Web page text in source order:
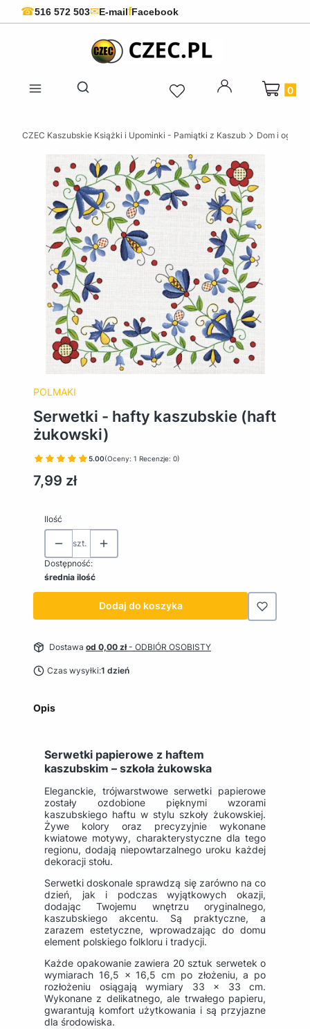
☎516 572 503✉E-mailfFacebook
Otwórz wyszukiwarkę
Produkty
CZEC Kaszubskie Książki i Upominki - Pamiątki z Kaszub Dom i ogród
POLMAKI
Serwetki - hafty kaszubskie (haft
żukowski)
5.00(Oceny: 1 Recenzje: 0)
Cena
7,99 zł
Ilość
szt.
Dostępność:
średnia ilość
Dodaj do koszyka
Dostawa od 0,00 zł- ODBIÓR OSOBISTY
Czas wysyłki:1 dzień
Opis
Serwetki papierowe z haftem
kaszubskim – szkoła żukowska
Eleganckie, trójwarstwowe serwetki papierowe
zostały ozdobione pięknymi wzorami
kaszubskiego haftu w stylu szkoły żukowskiej.
Żywe kolory oraz precyzyjnie wykonane
kwiatowe motywy, charakterystyczne dla tego
regionu, dodają niepowtarzalnego uroku każdej
dekoracji stołu.
Serwetki doskonale sprawdzą się zarówno na co
dzień, jak i podczas wyjątkowych okazji,
dodając Twojemu wnętrzu oryginalnego,
kaszubskiego akcentu. Są praktyczne, a
zarazem estetyczne, wprowadzając do domu
element polskiego folkloru i tradycji.
Każde opakowanie zawiera 20 sztuk serwetek o
wymiarach 16,5 x 16,5 cm po złożeniu, a po
rozłożeniu osiągają wymiary 33 x 33 cm.
Wykonane z delikatnego, ale trwałego papieru,
gwarantują komfort użytkowania i są przyjazne
dla środowiska.